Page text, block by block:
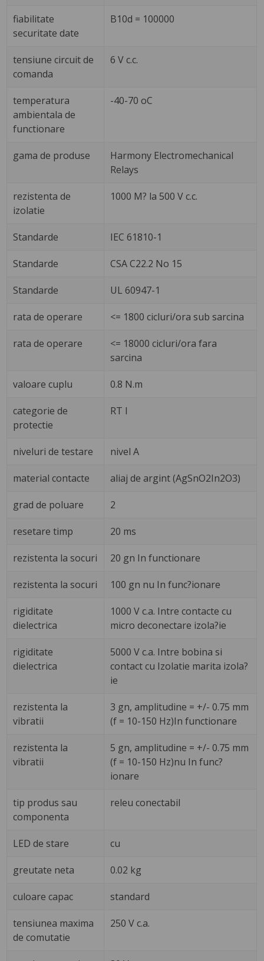
fiabilitate
securitate date
B10d = 100000
tensiune circuit de
comanda
6 V c.c.
temperatura
ambientala de
functionare
-40-70 oC
gama de produse
Harmony Electromechanical
Relays
rezistenta de
izolatie
1000 M? la 500 V c.c.
Standarde IEC 61810-1
Standarde CSA C22.2 No 15
Standarde UL 60947-1
rata de operare <= 1800 cicluri/ora sub sarcina
rata de operare
<= 18000 cicluri/ora fara
sarcina
valoare cuplu 0.8 N.m
categorie de
protectie
RT I
niveluri de testare nivel A
material contacte aliaj de argint (AgSnO2In2O3)
grad de poluare 2
resetare timp 20 ms
rezistenta la socuri 20 gn In functionare
rezistenta la socuri 100 gn nu In func?ionare
rigiditate
dielectrica
1000 V c.a. Intre contacte cu
micro deconectare izola?ie
rigiditate
dielectrica
5000 V c.a. Intre bobina si
contact cu Izolatie marita izola?
ie
rezistenta la
vibratii
3 gn, amplitudine = +/- 0.75 mm
(f = 10-150 Hz)In functionare
rezistenta la
vibratii
5 gn, amplitudine = +/- 0.75 mm
(f = 10-150 Hz)nu In func?
ionare
tip produs sau
componenta
releu conectabil
LED de stare cu
greutate neta 0.02 kg
culoare capac standard
tensiunea maxima
de comutatie
250 V c.a.